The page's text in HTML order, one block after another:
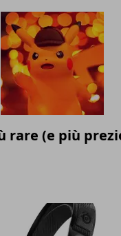
rare (e più